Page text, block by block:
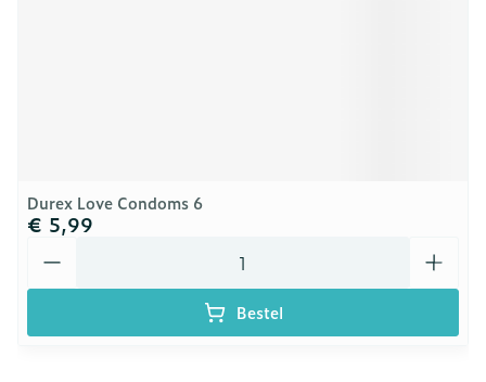
Durex Love Condoms 6
€ 5,99
Bestel